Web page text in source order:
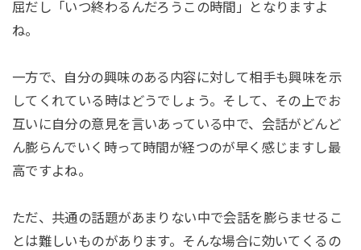
屈だし「いつ終わるんだろうこの時間」となりますよ
ね。
一方で、自分の興味のある内容に対して相手も興味を示
してくれている時はどうでしょう。そして、その上でお
互いに自分の意見を言いあっている中で、会話がどんど
ん膨らんでいく時って時間が経つのが早く感じますし最
高ですよね。
ただ、共通の話題があまりない中で会話を膨らませるこ
とは難しいものがあります。そんな場合に効いてくるの